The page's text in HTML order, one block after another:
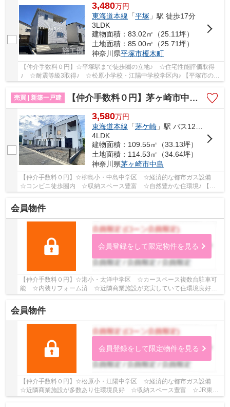
3,480万円
東海道本線 「平塚 」駅 徒歩17分
3LDK
建物面積：83.02㎡（25.11坪）
土地面積：85.00㎡（25.71坪）
神奈川県平塚市榎木町
【仲介手数料０円】☆平塚駅まで徒歩圏の立地♪ ☆住宅性能評価取得
♪ ☆耐震等級3取得♪ ☆松原小学校・江陽中学校学区内♪ 【平塚市の新
売買 | 新築一戸建
【仲介手数料０円】茅ヶ崎市中島Ⅱ 新築一戸建て 全4棟
3,580万円
東海道本線 「茅ケ崎」駅 バス12分 「新田入口（神奈川県）」 停歩5分
4LDK
建物面積：109.55㎡（33.13坪）
土地面積：114.53㎡（34.64坪）
神奈川県茅ヶ崎市中島
【仲介手数料０円】☆柳島小・中島中学区 ☆経済的な都市ガス設備
☆コンビニ徒歩圏内 ☆収納スペース豊富 ☆自然豊かな住環境♪ 【茅
会員物件
会員登録をして限定物件を見る
【仲介手数料０円】☆港小・太洋中学区 ☆カースペース複数台駐車可
能 ☆内装リフォーム済 ☆近隣商業施設が充実していて住環境良好
☆敷地57.74坪のモダン住宅 ☆ソーラパネル付 ☆JR...
会員物件
会員登録をして限定物件を見る
【仲介手数料０円】☆松原小・江陽中学区 ☆経済的な都市ガス設備
☆近隣商業施設が多数あり住環境良好 ☆収納スペース豊富 ☆JR東海
道本線「平塚」駅徒歩19分♪ 【平塚市の新築一戸建て...